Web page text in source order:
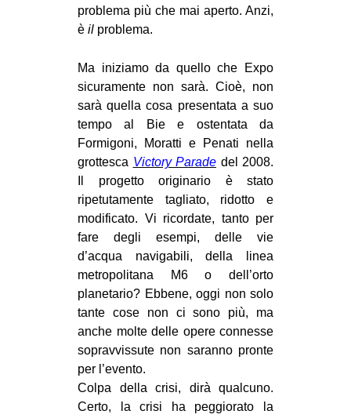
REPRESSIONE
CULTURE
ARTE
CINEMA
MUSICA
RECENSIONI
INTERNAZIONALE
AFRICA
AMERICHE
ESTREMO ORIENTE
EUROPA
MEDIO ORIENTE
MONDO
problema più che mai aperto. Anzi,
è il problema.
Ma iniziamo da quello che Expo
sicuramente non sarà. Cioè, non
sarà quella cosa presentata a suo
tempo al Bie e ostentata da
Formigoni, Moratti e Penati nella
grottesca Victory Parade del 2008.
Il progetto originario è stato
ripetutamente tagliato, ridotto e
modificato. Vi ricordate, tanto per
fare degli esempi, delle vie
d’acqua navigabili, della linea
metropolitana M6 o dell’orto
planetario? Ebbene, oggi non solo
tante cose non ci sono più, ma
anche molte delle opere connesse
sopravvissute non saranno pronte
per l’evento.
Colpa della crisi, dirà qualcuno.
Certo, la crisi ha peggiorato la